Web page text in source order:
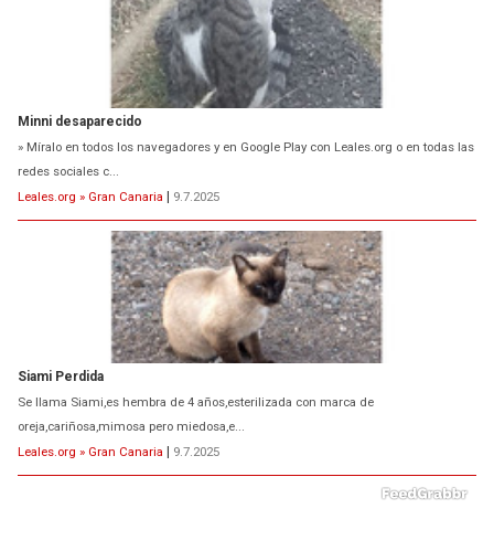
Leales.org » Gran Canaria | 9.7.2025
Siami Perdida
Se llama Siami,es hembra de 4 años,esterilizada con marca de
oreja,cariñosa,mimosa pero miedosa,e...
Leales.org » Gran Canaria | 9.7.2025
ADOPCIÓN URGENTE GATA TEROR GRAN CANARIA
El ayuntamiento se va a llevar a Los Gatos callejeros de la zona los próximos